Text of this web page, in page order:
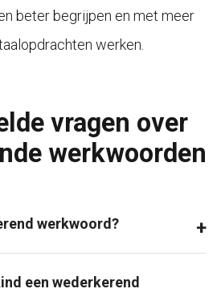
beter begrijpen en met meer
werken.
vragen over
werkwoorden
werkwoord?
een wederkerend